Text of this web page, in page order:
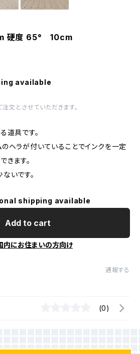
硬度 65° 10cm
available
文とさせていただきます。
道具です。
ヘラが付いていることでインクを一定
きます。
いです。
shipping available
Add to cart
内にお住まいの方向け
通報する
(0)